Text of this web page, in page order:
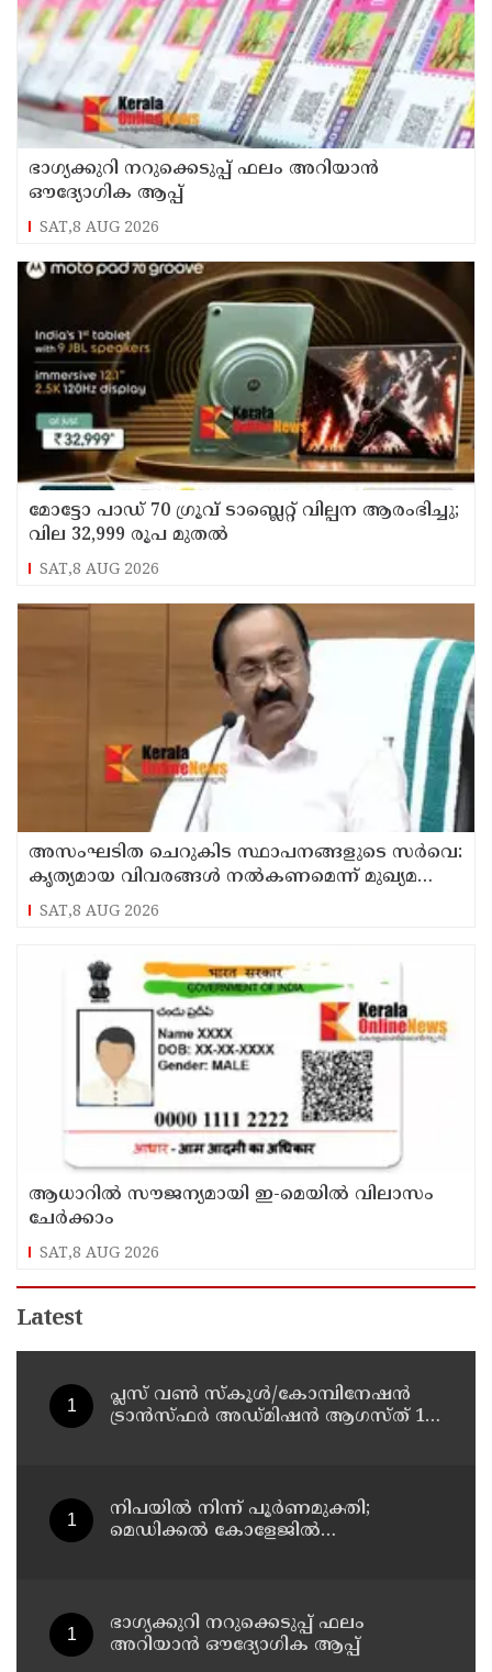
ഭാഗ്യക്കുറി നറുക്കെടുപ്പ് ഫലം അറിയാൻ
ഔദ്യോഗിക ആപ്പ്
SAT,8 AUG 2026
മോട്ടോ പാഡ് 70 ഗ്രൂവ് ടാബ്ലെറ്റ് വില്പന ആരംഭിച്ചു;
വില 32,999 രൂപ മുതൽ
SAT,8 AUG 2026
അസംഘടിത ചെറുകിട സ്ഥാപനങ്ങളുടെ സർവെ:
കൃത്യമായ വിവരങ്ങൾ നൽകണമെന്ന് മുഖ്യമന്ത്രി
വി ഡി സതീശൻ
SAT,8 AUG 2026
ആധാറിൽ സൗജന്യമായി ഇ-മെയിൽ വിലാസം
ചേർക്കാം
SAT,8 AUG 2026
Latest
പ്ലസ് വൺ സ്‌കൂൾ/കോമ്പിനേഷൻ
ട്രാൻസ്ഫർ അഡ്മിഷൻ ആഗസ്ത് 10,
നിപയിൽ നിന്ന് പൂർണമുക്തി;
മെഡിക്കൽ കോളേജിൽ
ഭാഗ്യക്കുറി നറുക്കെടുപ്പ് ഫലം
അറിയാൻ ഔദ്യോഗിക ആപ്പ്